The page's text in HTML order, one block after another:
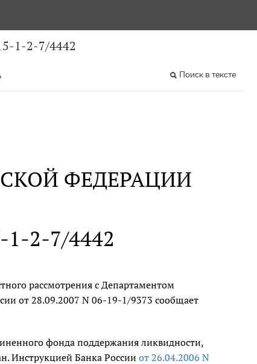
1-2-7/4442
Поиск в тексте
ФЕДЕРАЦИИ
1-2-7/4442
рассмотрения с Департаментом
от 28.09.2007 N 06-19-1/9373 сообщает
фонда поддержания ликвидности,
Инструкцией Банка России от 26.04.2006 N